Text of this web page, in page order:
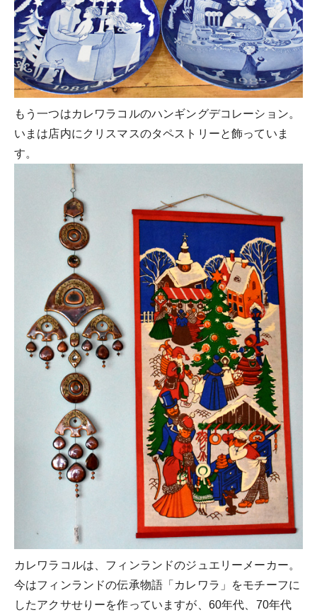
もう一つはカレワラコルのハンギングデコレーション。
いまは店内にクリスマスのタペストリーと飾っていま
す。
カレワラコルは、フィンランドのジュエリーメーカー。
今はフィンランドの伝承物語「カレワラ」をモチーフに
したアクサせりーを作っていますが、60年代、70年代